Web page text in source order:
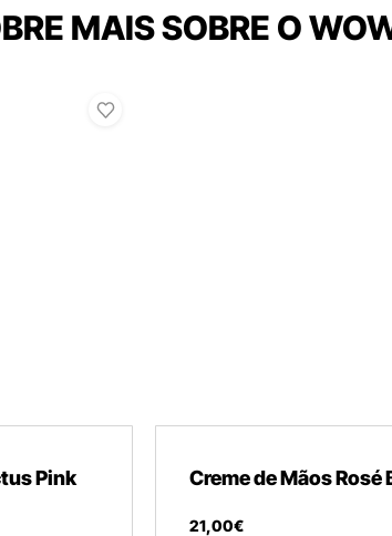
MAIS SOBRE O
Pink Creme de Mãos Rosé
21,00€